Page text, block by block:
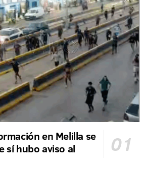
en Melilla se
sí hubo aviso al